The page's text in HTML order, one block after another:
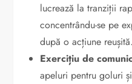
lucrează la tranziții
concentrându-se pe
după o acțiune reușită.
Exercițiu de
apeluri pentru goluri